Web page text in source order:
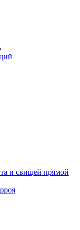
и свищей прямой